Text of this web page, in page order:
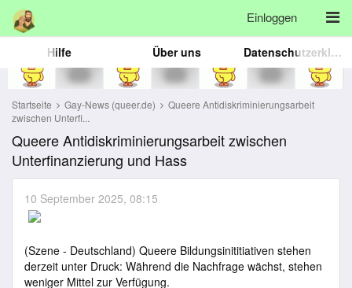
Einloggen
Hilfe Über uns Datenschutzerklärung
Startseite Gay-News (queer.de)
Queere Antidiskriminierungsarbeit
zwischen Unterfi...
Queere Antidiskriminierungsarbeit zwischen
Unterfinanzierung und Hass
10 September 2025, 08:15
(Szene - Deutschland) Queere Bildungsinititiativen stehen
derzeit unter Druck: Während die Nachfrage wächst, stehen
weniger Mittel zur Verfügung.